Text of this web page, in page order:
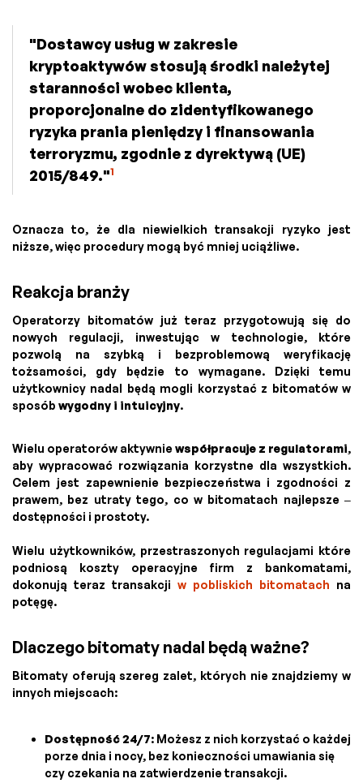
"Dostawcy usług w zakresie
kryptoaktywów stosują środki należytej
staranności wobec klienta,
proporcjonalne do zidentyfikowanego
ryzyka prania pieniędzy i finansowania
terroryzmu, zgodnie z dyrektywą (UE)
2015/849."1
Oznacza to, że dla niewielkich transakcji ryzyko jest
niższe, więc procedury mogą być mniej uciążliwe.
Reakcja branży
Operatorzy bitomatów już teraz przygotowują się do
nowych regulacji, inwestując w technologie, które
pozwolą na szybką i bezproblemową weryfikację
tożsamości, gdy będzie to wymagane. Dzięki temu
użytkownicy nadal będą mogli korzystać z bitomatów w
sposób wygodny i intuicyjny.
Wielu operatorów aktywnie współpracuje z regulatorami,
aby wypracować rozwiązania korzystne dla wszystkich.
Celem jest zapewnienie bezpieczeństwa i zgodności z
prawem, bez utraty tego, co w bitomatach najlepsze –
dostępności i prostoty.
Wielu użytkowników, przestraszonych regulacjami które
podniosą koszty operacyjne firm z bankomatami,
dokonują teraz transakcji w pobliskich bitomatach na
potęgę.
Dlaczego bitomaty nadal będą ważne?
Bitomaty oferują szereg zalet, których nie znajdziemy w
innych miejscach:
Dostępność 24/7: Możesz z nich korzystać o każdej
porze dnia i nocy, bez konieczności umawiania się
czy czekania na zatwierdzenie transakcji.